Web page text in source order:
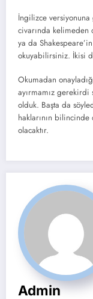
İngilizce versiyonuna
civarında kelimeden
ya da
okuyabilirsiniz. İkisi
Okumadan
ayırmamız gerekirdi
olduk. Başta da
haklarının bilincinde
olacaktır.
Admin